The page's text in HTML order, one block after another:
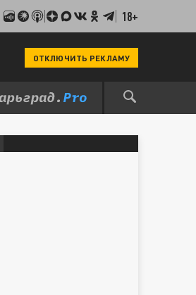
18+
ОТКЛЮЧИТЬ РЕКЛАМУ